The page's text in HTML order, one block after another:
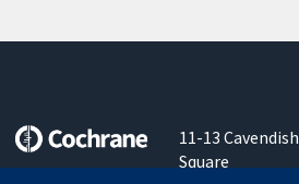
11-13 Cavendish
Square